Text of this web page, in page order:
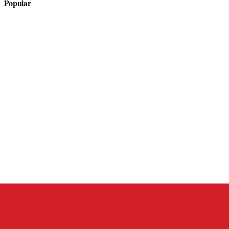
Popular